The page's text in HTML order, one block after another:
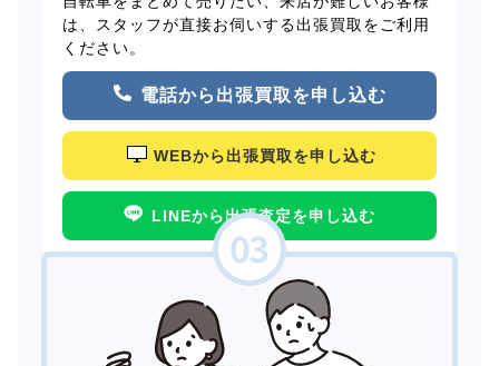
は、スタッフが直接お伺いする出張買取をご利用
ください。
電話から出張買取を申し込む
WEBから出張買取を申し込む
LINEから出張査定を申し込む